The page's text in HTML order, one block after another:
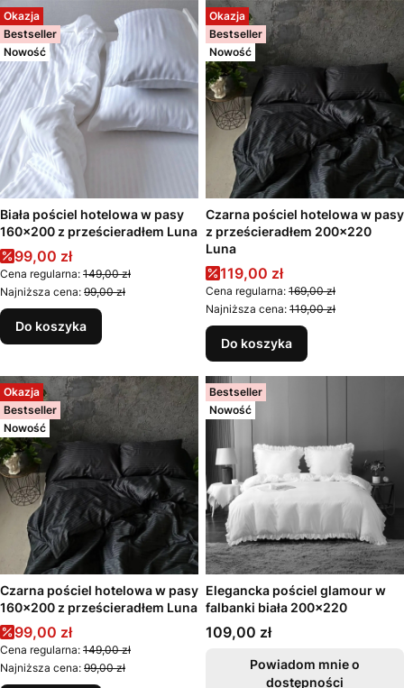
Okazja
Bestseller
Nowość
Biała pościel hotelowa w pasy
160x200 z prześcieradłem Luna
Cena promocyjna
99,00 zł
Cena regularna: 149,00 zł
Najniższa cena: 99,00 zł
Do koszyka
Okazja
Bestseller
Nowość
Czarna pościel hotelowa w pasy
z prześcieradłem 200x220
Luna
Cena promocyjna
119,00 zł
Cena regularna: 169,00 zł
Najniższa cena: 119,00 zł
Do koszyka
Okazja
Bestseller
Nowość
Czarna pościel hotelowa w pasy
160x200 z prześcieradłem Luna
Cena promocyjna
99,00 zł
Cena regularna: 149,00 zł
Najniższa cena: 99,00 zł
Bestseller
Nowość
Elegancka pościel glamour w
falbanki biała 200x220
Cena
109,00 zł
Powiadom mnie o
dostępności